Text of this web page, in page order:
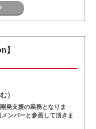
】
）
発支援の業務となりま
ンバーと参画して頂きま